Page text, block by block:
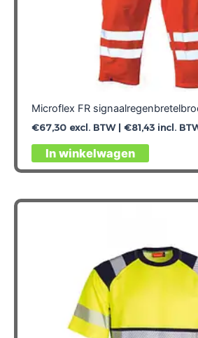
Microflex FR
€67,30excl. BTW | €81,43incl.
In winkelwagen
Dit
product
meerdere
optie
kan
de